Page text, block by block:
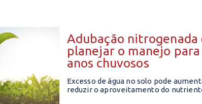
Adubação nitrogenada
planejar o manejo
anos chuvosos
Excesso de água no solo pode
reduzir o aproveitamento do